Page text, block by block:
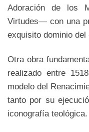
Adoración de los
Virtudes— con una
exquisito dominio del
Otra obra
realizado entre
modelo del
tanto por su
iconografía teológica.